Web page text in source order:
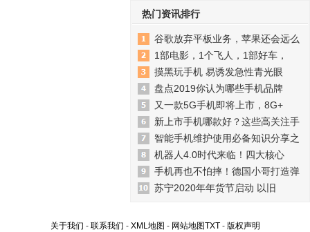
热门资讯排行
谷歌放弃平板业务，苹果还会远么
1部电影，1个飞人，1部好车，
摸黑玩手机 易诱发急性青光眼
盘点2019你认为哪些手机品牌
又一款5G手机即将上市，8G+
新上市手机哪款好？这些高关注手
智能手机维护使用必备知识分享之
机器人4.0时代来临！四大核心
手机再也不怕摔！德国小哥打造弹
苏宁2020年年货节启动 以旧
关于我们 - 联系我们 - XML地图 - 网站地图TXT- 版权声明